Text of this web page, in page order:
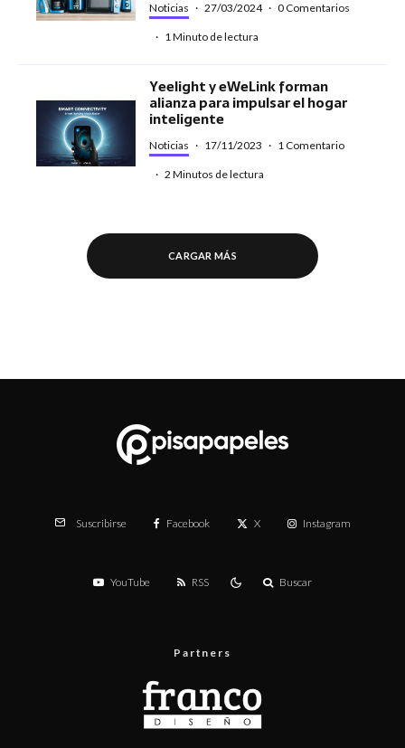
Noticias · 27/03/2024 · 0 Comentarios
· 1 Minuto de lectura
Yeelight y eWeLink forman
alianza para impulsar el hogar
inteligente
Noticias · 17/11/2023 · 1 Comentario
· 2 Minutos de lectura
CARGAR MÁS
Suscribirse Facebook X Instagram
YouTube RSS Buscar
Partners